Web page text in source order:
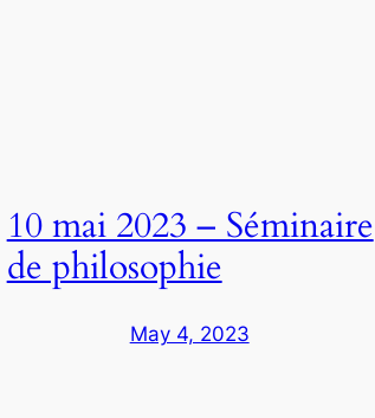
10 mai 2023 – Séminaire
de philosophie
May 4, 2023